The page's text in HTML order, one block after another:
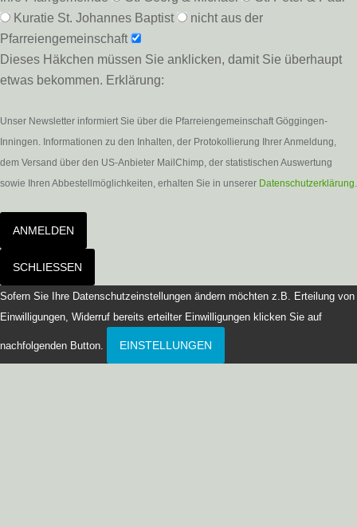
Kuratie St. Johannes Baptist
nicht aus der
Pfarreiengemeinschaft
Dieses Häkchen müssen Sie anklicken, damit Sie überhaupt
etwas bekommen. Erklärung:
Unser Newsletter informiert Sie über die Pfarreiengemeinschaft Göggingen-
Inningen. Informationen zu den Inhalten, der Protokollierung Ihrer Anmeldung,
dem Versand über den US-Anbieter MailChimp, der statistischen Auswertung
sowie Ihren Abbestellmöglichkeiten, erhalten Sie in unserer Datenschutzerklärung.
ANMELDEN
SCHLIESSEN
Sofern Sie Ihre Datenschutzeinstellungen ändern möchten z.B. Erteilung von
Einwilligungen, Widerruf bereits erteilter Einwilligungen klicken Sie auf
nachfolgenden Button. EINSTELLUNGEN